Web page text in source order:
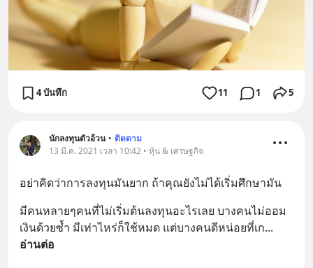
4 บันทึก 11 1 5
นักลงทุนตัวอ้วน • ติดตาม
13 มี.ค. 2021 เวลา 10:42 • หุ้น & เศรษฐกิจ
อย่าคิดว่าการลงทุนมันยาก ถ้าคุณยังไม่ได้เริ่มศึกษามัน
มีคนหลายๆคนที่ไม่เริ่มต้นลงทุนอะไรเลย บางคนไม่ออม
เงินด้วยซ้ำ มีเท่าไหร่ก็ใช้หมด แต่บางคนดีหน่อยที่เก
อ่านต่อ